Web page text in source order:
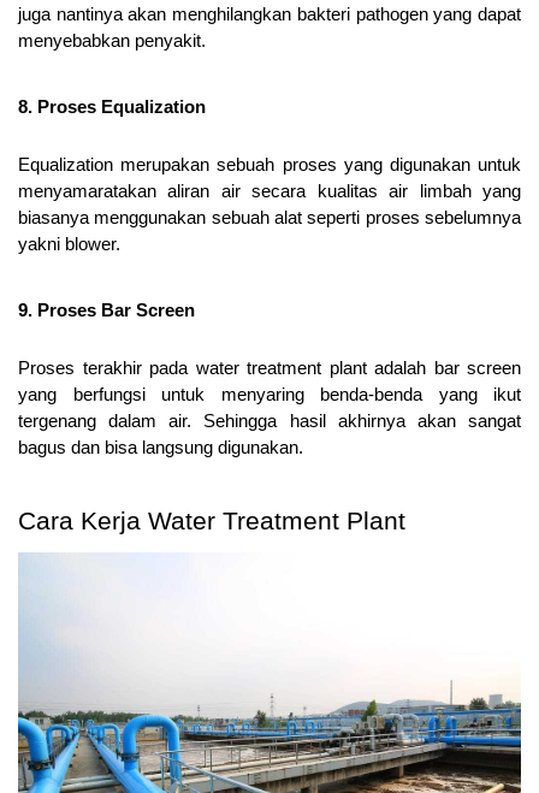
juga nantinya akan menghilangkan bakteri pathogen yang dapat
menyebabkan penyakit.
8. Proses Equalization
Equalization merupakan sebuah proses yang digunakan untuk
menyamaratakan aliran air secara kualitas air limbah yang
biasanya menggunakan sebuah alat seperti proses sebelumnya
yakni blower.
9. Proses Bar Screen
Proses terakhir pada water treatment plant adalah bar screen
yang berfungsi untuk menyaring benda-benda yang ikut
tergenang dalam air. Sehingga hasil akhirnya akan sangat
bagus dan bisa langsung digunakan.
Cara Kerja Water Treatment Plant